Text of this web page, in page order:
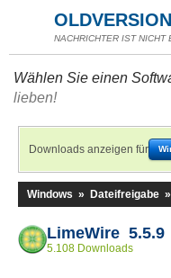
NACHRICHTER IST NICHT
Wählen Sie einen
lieben!
Downloads anzeigen für
Windows » Dateifreigabe »
LimeWire 5.5.9
5.108 Downloads